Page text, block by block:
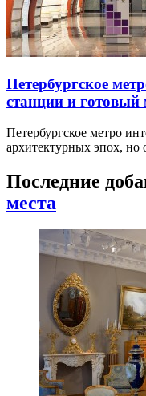
Петербургское
станции и
Петербургское метро
архитектурных эпох,
Последние
места